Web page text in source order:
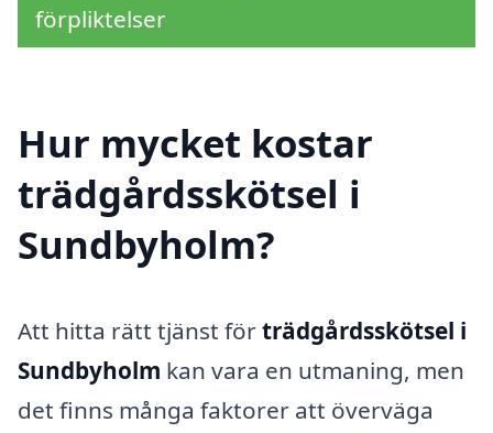
förpliktelser
Hur mycket kostar
trädgårdsskötsel i
Sundbyholm?
Att hitta rätt tjänst förträdgårdsskötsel i
Sundbyholm kan vara en utmaning, men
det finns många faktorer att överväga